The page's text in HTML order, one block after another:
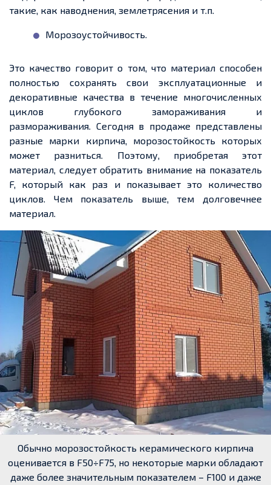
такие, как наводнения, землетрясения и т.п.
Морозоустойчивость.
Это качество говорит о том, что материал способен
полностью сохранять свои эксплуатационные и
декоративные качества в течение многочисленных
циклов глубокого замораживания и
размораживания. Сегодня в продаже представлены
разные марки кирпича, морозостойкость которых
может разниться. Поэтому, приобретая этот
материал, следует обратить внимание на показатель
F, который как раз и показывает это количество
циклов. Чем показатель выше, тем долговечнее
материал.
Обычно морозостойкость керамического кирпича
оценивается в F50÷F75, но некоторые марки обладают
даже более значительным показателем – F100 и даже